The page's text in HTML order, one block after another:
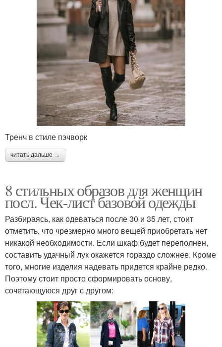
Тренч в стиле пэчворк
читать дальше →
8 стильных образов для женщин
посл. Чек-лист базовой одежды
Разбираясь, как одеваться после 30 и 35 лет, стоит
отметить, что чрезмерно много вещей приобретать нет
никакой необходимости. Если шкаф будет переполнен,
составить удачный лук окажется гораздо сложнее. Кроме
того, многие изделия надевать придется крайне редко.
Поэтому стоит просто сформировать основу,
сочетающуюся друг с другом: